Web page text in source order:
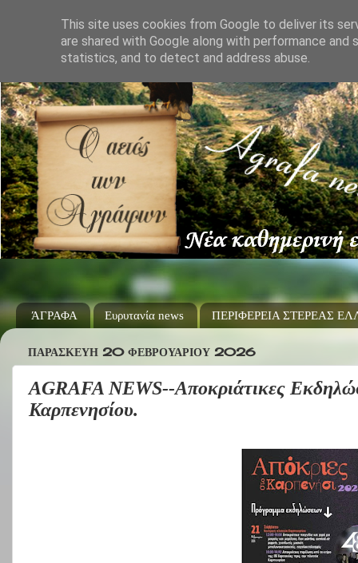
ΆΓΡΑΦΑ Ευρυτανία news ΠΕΡΙΦΕΡΕΙΑ ΣΤΕΡΕΑΣ
ΠΑΡΑΣΚΕΥΉ 20 ΦΕΒΡΟΥΑΡΊΟΥ 2026
AGRAFA NEWS--Αποκριάτικες
Καρπενησίου.
This site uses cookies from Google to deliver its
are shared with Google along with performance
statistics, and to detect and address abuse.